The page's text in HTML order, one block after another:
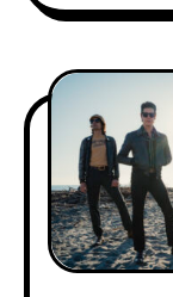
をリリ